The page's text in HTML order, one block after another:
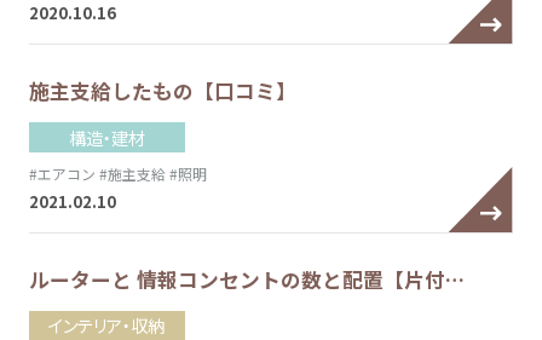
2020.10.16
施主支給したもの【口コミ】
構造・建材
#エアコン #施主支給 #照明
2021.02.10
ルーターと 情報コンセントの数と配置【片付…
インテリア・収納